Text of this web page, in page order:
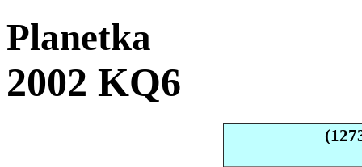
Planetka
2002 KQ6